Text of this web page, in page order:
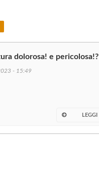
dolorosa! e pericolosa!?
- 15:49
LEGGI